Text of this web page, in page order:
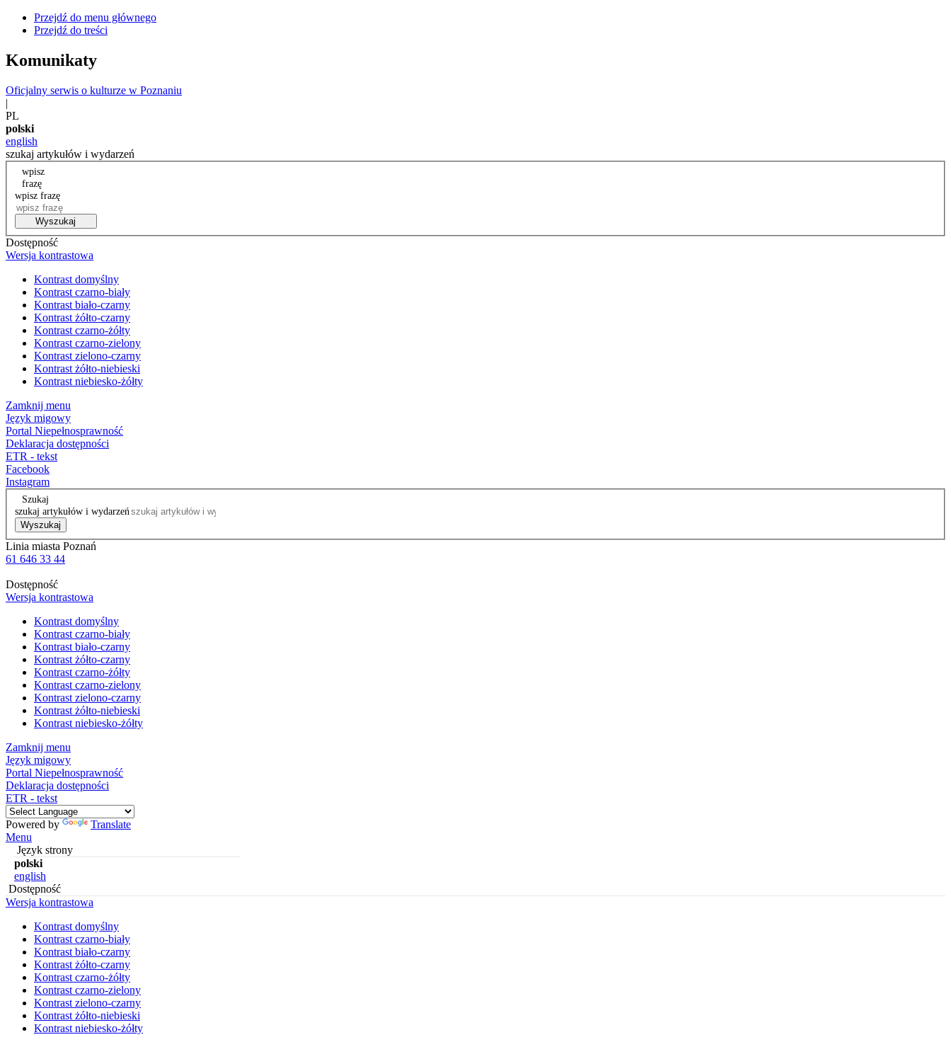
Przejdź do menu głównego
Przejdź do treści
Komunikaty
Oficjalny serwis o kulturze w Poznaniu
|
PL
polski
english
szukaj artykułów i wydarzeń
wpisz
frazę
wpisz frazę
Wyszukaj
Dostępność
Wersja kontrastowa
Kontrast domyślny
Kontrast czarno-biały
Kontrast biało-czarny
Kontrast żółto-czarny
Kontrast czarno-żółty
Kontrast czarno-zielony
Kontrast zielono-czarny
Kontrast żółto-niebieski
Kontrast niebiesko-żółty
Zamknij menu
Język migowy
Portal Niepełnosprawność
Deklaracja dostępności
ETR - tekst
Facebook
Instagram
Szukaj
szukaj artykułów i wydarzeń
Wyszukaj
Linia miasta Poznań
61 646 33 44
Dostępność
Wersja kontrastowa
Kontrast domyślny
Kontrast czarno-biały
Kontrast biało-czarny
Kontrast żółto-czarny
Kontrast czarno-żółty
Kontrast czarno-zielony
Kontrast zielono-czarny
Kontrast żółto-niebieski
Kontrast niebiesko-żółty
Zamknij menu
Język migowy
Portal Niepełnosprawność
Deklaracja dostępności
ETR - tekst
Powered by
Translate
Menu
Język strony
polski
english
Dostępność
Wersja kontrastowa
Kontrast domyślny
Kontrast czarno-biały
Kontrast biało-czarny
Kontrast żółto-czarny
Kontrast czarno-żółty
Kontrast czarno-zielony
Kontrast zielono-czarny
Kontrast żółto-niebieski
Kontrast niebiesko-żółty